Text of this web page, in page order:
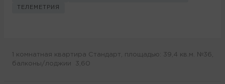
ТЕЛЕМЕТРИЯ
1 комнатная квартира Стандарт, площадью: 39,4 кв.м. №36,
балконы/лоджии 3,60